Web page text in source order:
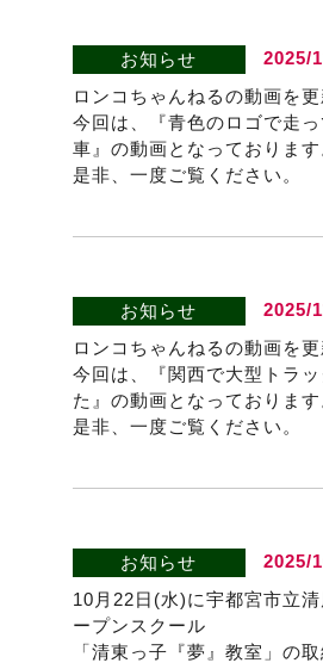
お知らせ
2025/
ロンコちゃんねるの動画を更
今回は、『青色のロゴで走
車』の動画となっております
是非、一度ご覧ください。
お知らせ
2025/
ロンコちゃんねるの動画を更
今回は、『関西で大型トラ
た』の動画となっております
是非、一度ご覧ください。
お知らせ
2025/
10月22日(水)に宇都宮市立
ープンスクール
「清東っ子『夢』教室」の